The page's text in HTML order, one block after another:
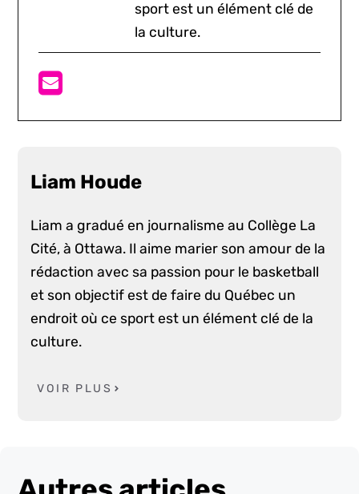
sport est un élément clé de
la culture.
Liam Houde
Liam a gradué en journalisme au Collège La
Cité, à Ottawa. Il aime marier son amour de la
rédaction avec sa passion pour le basketball
et son objectif est de faire du Québec un
endroit où ce sport est un élément clé de la
culture.
VOIR PLUS